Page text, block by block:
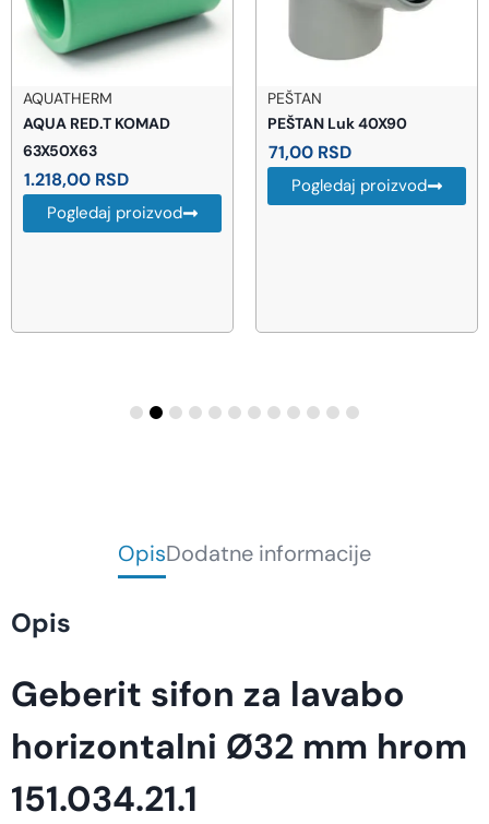
AQUATHERM
AQUA RED.T KOMAD
63X50X63
1.218,00 RSD
Pogledaj proizvod
PEŠTAN
PEŠTAN Luk 40X90
71,00 RSD
Pogledaj proizvod
OpisDodatne informacije
Opis
Geberit sifon za lavabo
horizontalni Ø32 mm hrom
151.034.21.1